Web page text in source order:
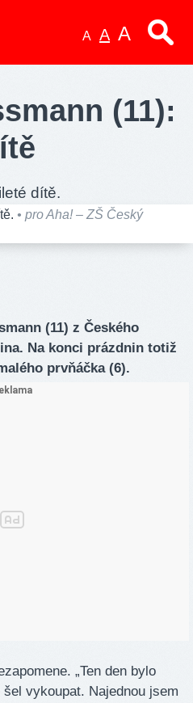
A A A
(11):
• pro Aha! – ZŠ Český
(11) z Českého
Na konci prázdnin totiž
prvňáčka (6).
„Ten den bylo
vykoupat. Najednou jsem